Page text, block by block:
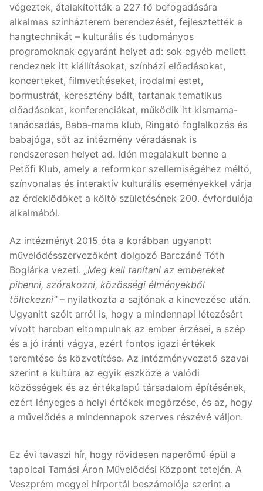
végeztek, átalakították a 227 fő befogadására
alkalmas színházterem berendezését, fejlesztették a
hangtechnikát – kulturális és tudományos
programoknak egyaránt helyet ad: sok egyéb mellett
rendeznek itt kiállításokat, színházi előadásokat,
koncerteket, filmvetítéseket, irodalmi estet,
bormustrát, keresztény bált, tartanak tematikus
előadásokat, konferenciákat, működik itt kismama-
tanácsadás, Baba-mama klub, Ringató foglalkozás és
babajóga, sőt az intézmény véradásnak is
rendszeresen helyet ad. Idén megalakult benne a
Petőfi Klub, amely a reformkor szellemiségéhez méltó,
színvonalas és interaktív kulturális eseményekkel várja
az érdeklődőket a költő születésének 200. évfordulója
alkalmából.
Az intézményt 2015 óta a korábban ugyanott
művelődésszervezőként dolgozó Barczáné Tóth
Boglárka vezeti. „Meg kell tanítani az embereket
pihenni, szórakozni, közösségi élményekből
töltekezni”– nyilatkozta a sajtónak a kinevezése után.
Ugyanitt szólt arról is, hogy a mindennapi létezésért
vívott harcban eltompulnak az ember érzései, a szép
és a jó iránti vágya, ezért fontos igazi értékek
teremtése és közvetítése. Az intézményvezető szavai
szerint a kultúra az egyik eszköze a valódi
közösségek és az értékalapú társadalom építésének,
ezért lényeges a helyi értékek megőrzése, és az, hogy
a művelődés a mindennapok szerves részévé váljon.
Ez évi tavaszi hír, hogy rövidesen naperőmű épül a
tapolcai Tamási Áron Művelődési Központ tetején. A
Veszprém megyei hírportál beszámolója szerint a